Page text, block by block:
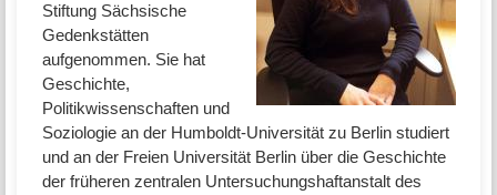
Stiftung Sächsische
Gedenkstätten
aufgenommen. Sie hat
Geschichte,
Politikwissenschaften und
Soziologie an der Humboldt-Universität zu Berlin studiert
und an der Freien Universität Berlin über die Geschichte
der früheren zentralen Untersuchungshaftanstalt des